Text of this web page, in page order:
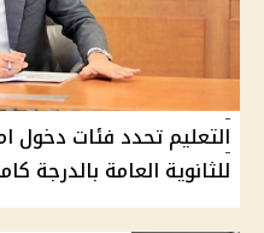
للثانوية العامة بالدرجة